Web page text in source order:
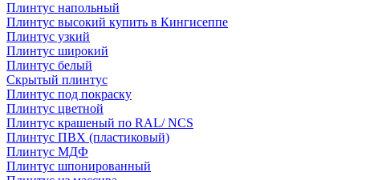
Плинтус напольный
Плинтус высокий купить в Кингисеппе
Плинтус узкий
Плинтус широкий
Плинтус белый
Скрытый плинтус
Плинтус под покраску
Плинтус цветной
Плинтус крашеный по RAL/ NCS
Плинтус ПВХ (пластиковый)
Плинтус МДФ
Плинтус шпонированный